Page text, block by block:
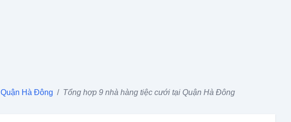
Quận Hà Đông / Tổng hợp 9 nhà hàng tiệc cưới tại Quận Hà Đông